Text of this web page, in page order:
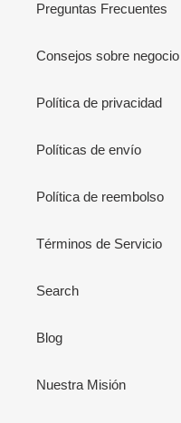
Preguntas Frecuentes
Consejos sobre
Política de privacidad
Políticas de envío
Política de reembolso
Términos de Servicio
Search
Blog
Nuestra Misión